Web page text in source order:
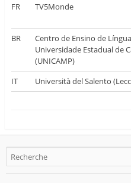
FR
TV5Monde
BR
Centro de Ensino de
Universidade Estadual de
(UNICAMP)
IT Università del Salento